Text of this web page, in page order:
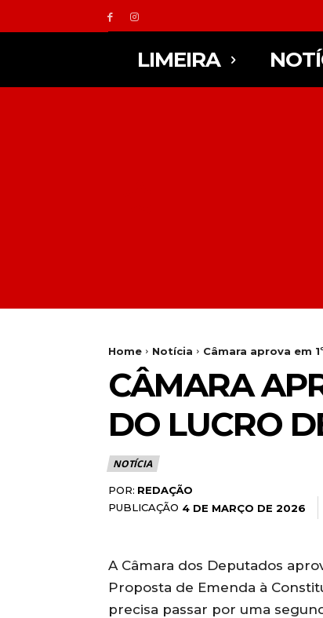
LIMEIRA
Home Notícia Câmara aprova em
CÂMARA
DO LUCRO
NOTÍCIA
POR: REDAÇÃO
PUBLICAÇÃO 4 DE MARÇO DE 2026
A Câmara dos Deputados
Proposta de Emenda à
precisa passar por uma